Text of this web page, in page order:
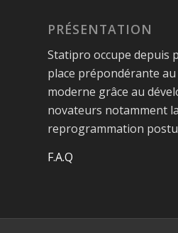
PRÉSENTATION
Statipro occupe depuis
place prépondérante
moderne grâce au
novateurs notamment
reprogrammation
F.A.Q